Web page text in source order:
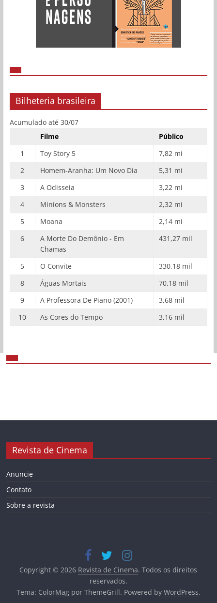
Bilheteria brasileira
Acumulado até 30/07
Filme
Público
1
Toy Story 5
7,82 mi
2
Homem-Aranha: Um Novo Dia
5,31 mi
3
A Odisseia
3,22 mi
4
Minions & Monsters
2,32 mi
5
Moana
2,14 mi
6
A Morte Do Demônio - Em
Chamas
431,27 mil
5 O Convite
330,18 mil
8
Águas Mortais
70,18 mil
9
A Professora De Piano (2001)
3,68 mil
10
As Cores do Tempo 3,16 mil
Revista de Cinema
Anuncie
Contato
Sobre a revista
Copyright © 2026 Revista de Cinema. Todos os direitos
reservados.
Tema: ColorMagpor ThemeGrill. Powered by WordPress.